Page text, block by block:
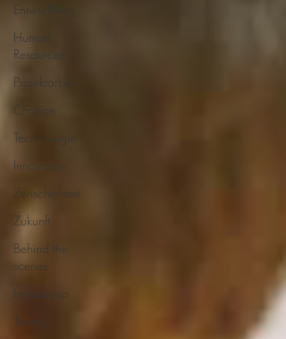
Entwicklung
Human
Resources
Projektarbeit
Change
Technologie
Innovation
Zwischenzeit
Zukunft
Behind the
scenes
Leadership
Teams